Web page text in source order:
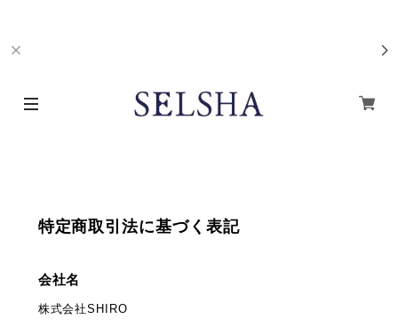
特定商取引法に基づく表記
会社名
株式会社SHIRO